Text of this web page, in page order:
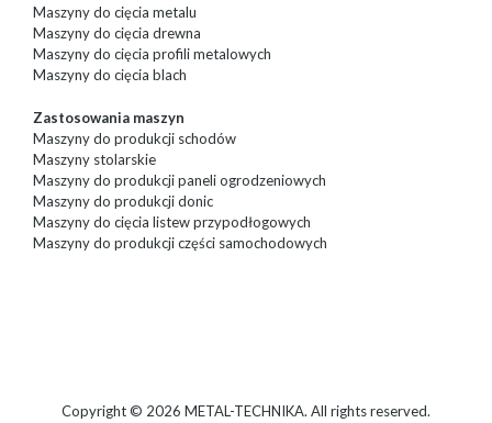
Maszyny do cięcia metalu
Maszyny do cięcia drewna
Maszyny do cięcia profili metalowych
Maszyny do cięcia blach
Zastosowania maszyn
Maszyny do produkcji schodów
Maszyny stolarskie
Maszyny do produkcji paneli ogrodzeniowych
Maszyny do produkcji donic
Maszyny do cięcia listew przypodłogowych
Maszyny do produkcji części samochodowych
Copyright © 2026 METAL-TECHNIKA. All rights reserved.